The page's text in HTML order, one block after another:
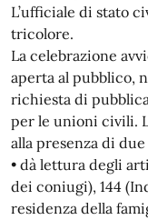
L’ufficiale di stato
tricolore.
La celebrazione
aperta al pubblico,
richiesta di
per le unioni civili.
alla presenza di
• dà lettura degli
dei coniugi), 144
residenza della